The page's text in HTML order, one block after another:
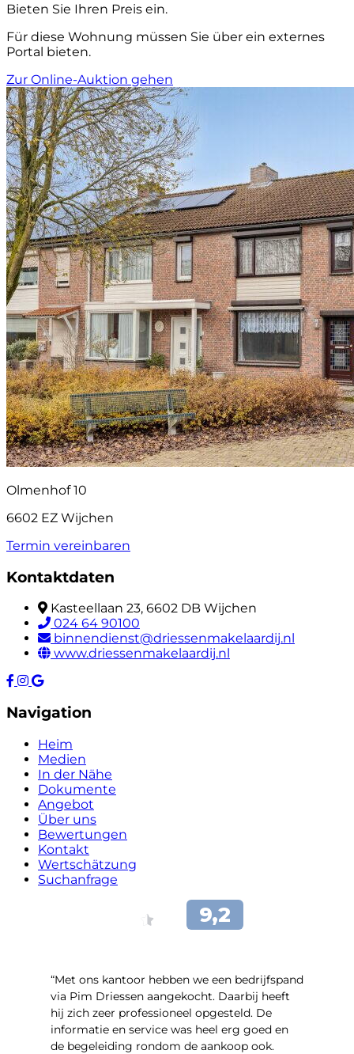
Bieten Sie Ihren Preis ein.
Für diese Wohnung müssen Sie über ein externes
Portal bieten.
Zur Online-Auktion gehen
Olmenhof 10
6602 EZ Wijchen
Termin vereinbaren
Kontaktdaten
Kasteellaan 23, 6602 DB Wijchen
024 64 90100
binnendienst@driessenmakelaardij.nl
www.driessenmakelaardij.nl
Navigation
Heim
Medien
In der Nähe
Dokumente
Angebot
Über uns
Bewertungen
Kontakt
Wertschätzung
Suchanfrage
“Met ons kantoor hebben we een bedrijfspand
via Pim Driessen aangekocht. Daarbij heeft
hij zich zeer professioneel opgesteld. De
informatie en service was heel erg goed en
de begeleiding rondom de aankoop ook.